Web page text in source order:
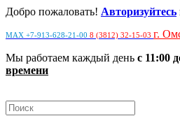
Добро пожаловать! Авторизуйтесь
MAX +7-913-628-21-00 8 (3812) 32-15-03 г.
Мы работаем каждый день с 11:00
времени